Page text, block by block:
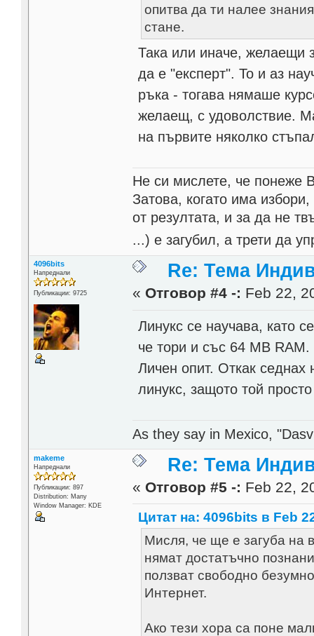
опитва да ти налее
стане.
Така или иначе, желаещи
да е "експерт". То и аз
ръка - тогава нямаше
желаещ, с удоволствие.
на първите няколко
Не си мислете, че понеже
Затова, когато има
от резултата, и за да не
...) е загубил, а трети да
4096bits
Напреднали
Публикации: 9725
Re: Тема
« Отговор #4 -: Feb 22,
Линукс се научава, като
че тори и със 64 МВ
Личен опит. Откак седнах
линукс, защото той
As they say in Mexico,
makeme
Напреднали
Публикации: 897
Distribution: Many
Window Manager: KDE
Re: Тема
« Отговор #5 -: Feb 22,
Цитат на: 4096bits в Feb
Мисля, че ще е загуба на
нямат достатъчно
ползват свободно
Интернет.
Ако тези хора са поне